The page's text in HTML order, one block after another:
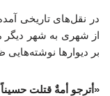
در نقل‌های تاریخی
از شهری به شهر دیگر
بر دیوارها
«أترجو أمةٌ قتلت حسیناً